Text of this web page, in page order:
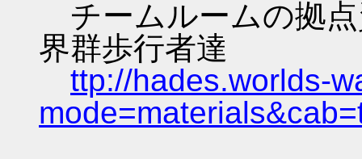
チームルームの拠
界群歩行者達
ttp://hades.worlds-